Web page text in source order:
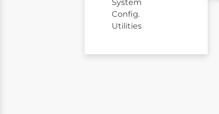
System
Config.
Utilities